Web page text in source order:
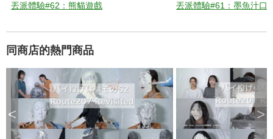
丟派體驗#62：熊貓遊戲 丟派體驗#61：墨魚汁口
同商店的熱門商品
< >